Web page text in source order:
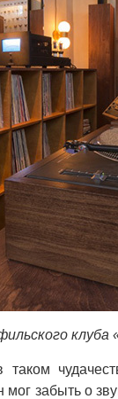
клуба
таком
мог забыть о